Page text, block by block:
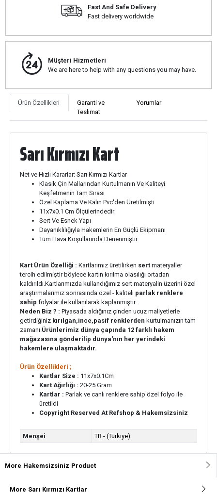
Fast And Safe Delivery
Fast delivery worldwide
Müşteri Hizmetleri
We are here to help with any questions you may have.
Ürün Özellikleri
Garanti ve
Teslimat
Yorumlar
Sarı Kırmızı Kart
Net ve Hızlı Kararlar: Sarı Kırmızı Kartlar
Klasik Çin Mallarından Kurtulmanın Ve Kaliteyi
Keşfetmenin Tam Sırası
Özel Kaplama Ve Kalın Pvc'den Üretilmişti
11x7x0.1 Cm Ölçülerindedir
Sert Ve Esnek Yapı
Dayanıklılığıyla Hakemlerin En Güçlü Ekipmanı
Tüm Hava Koşullarında Denenmiştir
Kart Ürün Özelliği : Kartlarımız üretilirken sert materyaller
tercih edilmiştir böylece kartın kırılma olasılığı ortadan
kaldırıldı.Kartlarımızda kullandığımız sert materyalin üzerini özel
araştırmalarımız sonrasında özel - kaliteli parlak renklere
sahip folyalar ile kullanılarak kaplanmıştır.
Neden Biz ? : Piyasada aldığınız çinden ucuz maliyetlerle
getirdiğiniz kırılgan,ince,pasif renklerden kurtulmanızın tam
zamanı.Ürünlerimiz dünya çapında 12 farklı hakem
mağazasına gönderilip dünya'nın her yerindeki
hakemlere ulaşmaktadır.
Ürün Özellikleri ;
Kartlar Size : 11x7x0.1Cm
Kart Ağırlığı : 20-25 Gram
Kartlar : Parlak ve canlı renklere sahip özel folyo ile
üretildi
Copyright Reserved At Refshop & Hakemsizsiniz
Menşei TR - (Türkiye)
More Hakemsizsiniz Product
More Sarı Kırmızı Kartlar